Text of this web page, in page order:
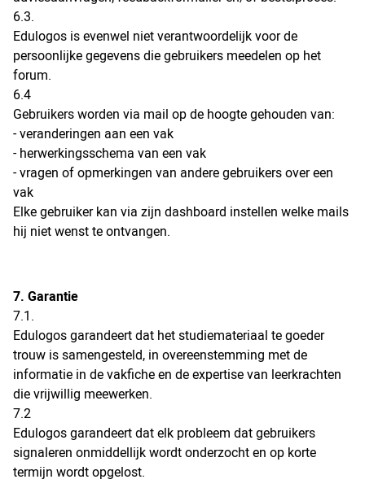
6.3.
Edulogos is evenwel niet verantwoordelijk voor de
persoonlijke gegevens die gebruikers meedelen op het
forum.
6.4
Gebruikers worden via mail op de hoogte gehouden van:
- veranderingen aan een vak
- herwerkingsschema van een vak
- vragen of opmerkingen van andere gebruikers over een
vak
Elke gebruiker kan via zijn dashboard instellen welke mails
hij niet wenst te ontvangen.
7. Garantie
7.1.
Edulogos garandeert dat het studiemateriaal te goeder
trouw is samengesteld, in overeenstemming met de
informatie in de vakfiche en de expertise van leerkrachten
die vrijwillig meewerken.
7.2
Edulogos garandeert dat elk probleem dat gebruikers
signaleren onmiddellijk wordt onderzocht en op korte
termijn wordt opgelost.